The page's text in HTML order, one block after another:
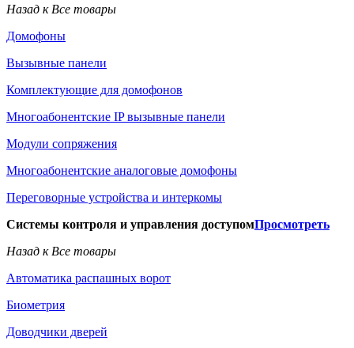
Назад к Все товары
Домофоны
Вызывные панели
Комплектующие для домофонов
Многоабонентские IP вызывные панели
Модули сопряжения
Многоабонентские аналоговые домофоны
Переговорные устройства и интеркомы
Системы контроля и управления доступомПросмотреть
Назад к Все товары
Автоматика распашных ворот
Биометрия
Доводчики дверей